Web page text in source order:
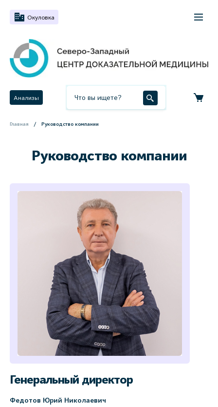
Окуловка
Анализы
Главная Руководство компании
Руководство компании
Генеральный директор
Федотов Юрий Николаевич